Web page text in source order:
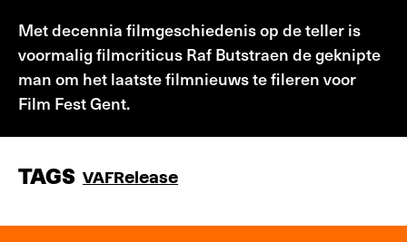
Met decennia filmgeschiedenis op de teller is
voormalig filmcriticus Raf Butstraen de geknipte
man om het laatste filmnieuws te fileren voor
Film Fest Gent.
TAGS VAFRelease